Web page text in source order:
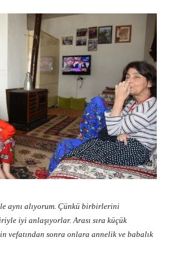
aynı alıyorum. Çünkü birbirlerini
iyi anlaşıyorlar. Arası sıra küçük
vefatından sonra onlara annelik ve babalık